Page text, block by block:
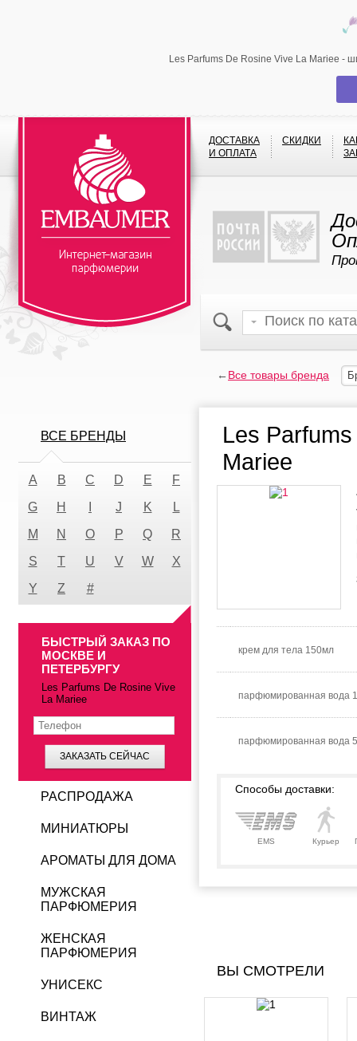
Les Parfums De Rosine Vive La Mariee -
ДОСТАВКА
И ОПЛАТА
СКИДКИ
←Все товары бренда
Les
Mariee
крем для тела 150мл
парфюмированная вода
парфюмированная вода
Способы доставки:
EMS Курьер
ВЫ СМОТРЕЛИ
ВСЕ БРЕНДЫ
A B C D E
F
G
H J K
L
M
N O P Q
R
S
T U V W
X
Y
Z #
БЫСТРЫЙ ЗАКАЗ ПО
МОСКВЕ И
ПЕТЕРБУРГУ
Les Parfums De Rosine Vive
La Mariee
ЗАКАЗАТЬ СЕЙЧАС
РАСПРОДАЖА
МИНИАТЮРЫ
АРОМАТЫ ДЛЯ ДОМА
МУЖСКАЯ
ПАРФЮМЕРИЯ
ЖЕНСКАЯ
ПАРФЮМЕРИЯ
УНИСЕКС
ВИНТАЖ